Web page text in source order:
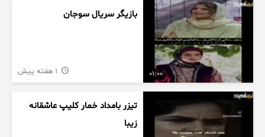
01:00
بازیگر سریال سوجان
تیزر بامداد خمار کلیپ عاشقانه
زیبا